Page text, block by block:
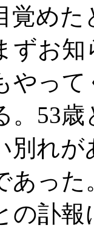
覚め
ずお知
やっ
。53
別れ
あった
の訃報